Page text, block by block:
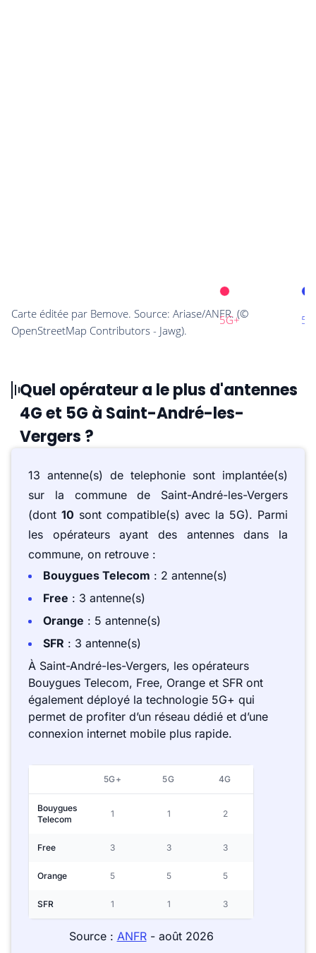
Quel opérateur a le plus d'antennes
4G et 5G à Saint-André-les-
Vergers ?
13 antenne(s) de telephonie sont implantée(s)
sur la commune de Saint-André-les-Vergers
(dont 10 sont compatible(s) avec la 5G). Parmi
les opérateurs ayant des antennes dans la
commune, on retrouve :
Bouygues Telecom : 2 antenne(s)
Free : 3 antenne(s)
Orange : 5 antenne(s)
SFR : 3 antenne(s)
À Saint-André-les-Vergers, les opérateurs
Bouygues Telecom, Free, Orange et SFR ont
également déployé la technologie 5G+ qui
permet de profiter d’un réseau dédié et d’une
connexion internet mobile plus rapide.
5G+ 5G 4G
Bouygues
Telecom
1 1 2
Free 3 3 3
Orange 5 5 5
SFR 1 1 3
Source : ANFR- août 2026